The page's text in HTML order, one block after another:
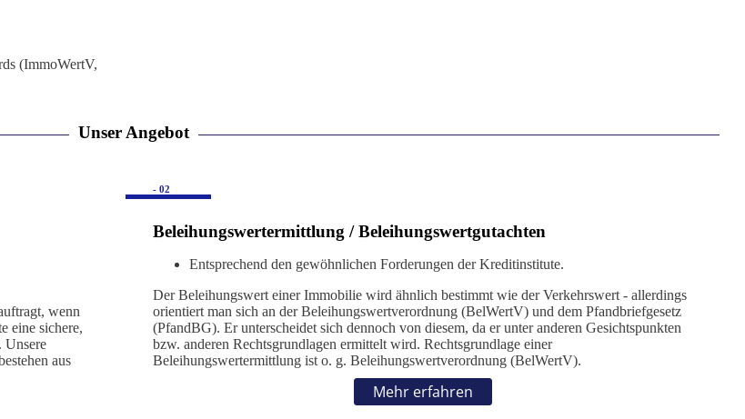
(ImmoWertV,
Unser Angebot
wenn
eine sichere,
Unsere
aus
- 02
Beleihungswertermittlung / Beleihungswertgutachten
Entsprechend den gewöhnlichen Forderungen der Kreditinstitute.
Der Beleihungswert einer Immobilie wird ähnlich bestimmt wie der Verkehrswert - allerdings
orientiert man sich an der Beleihungswertverordnung (BelWertV) und dem Pfandbriefgesetz
(PfandBG). Er unterscheidet sich dennoch von diesem, da er unter anderen Gesichtspunkten
bzw. anderen Rechtsgrundlagen ermittelt wird. Rechtsgrundlage einer
Beleihungswertermittlung ist o. g. Beleihungswertverordnung (BelWertV).
Mehr erfahren